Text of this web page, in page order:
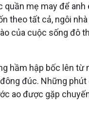
quần mẹ may để
theo tất cả, ngôi
của cuộc sống đô
hầm hập bốc lên từ
đúc. Những
ao được gặp